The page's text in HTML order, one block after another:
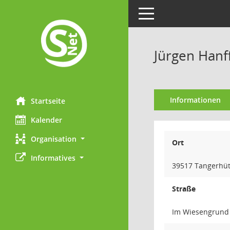
Startseite
Kalender
Organisation
Informatives
Toggle navigation
Jürgen
Informationen
Ort
39517
Straße
Im